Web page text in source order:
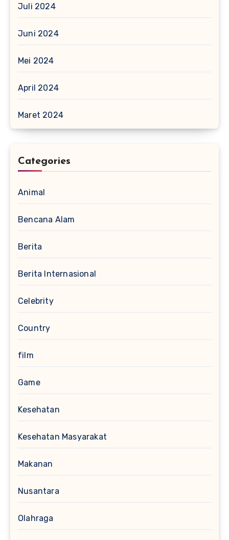
Juli 2024
Juni 2024
Mei 2024
April 2024
Maret 2024
Categories
Animal
Bencana Alam
Berita
Berita Internasional
Celebrity
Country
film
Game
Kesehatan
Kesehatan Masyarakat
Makanan
Nusantara
Olahraga